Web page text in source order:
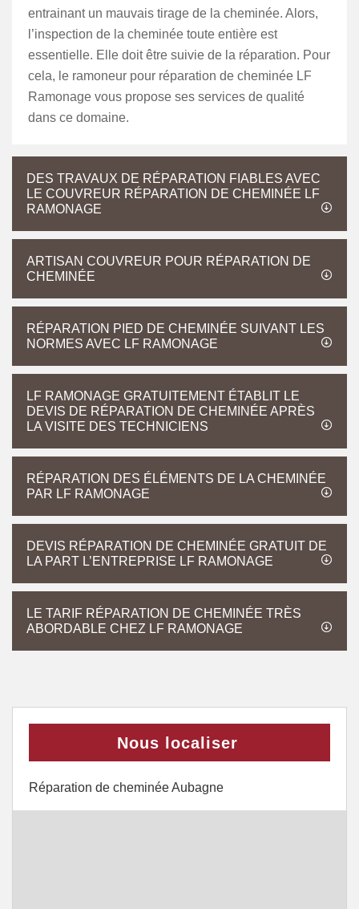
entrainant un mauvais tirage de la cheminée. Alors,
l’inspection de la cheminée toute entière est
essentielle. Elle doit être suivie de la réparation. Pour
cela, le ramoneur pour réparation de cheminée LF
Ramonage vous propose ses services de qualité
dans ce domaine.
DES TRAVAUX DE RÉPARATION FIABLES AVEC
LE COUVREUR RÉPARATION DE CHEMINÉE LF
RAMONAGE
ARTISAN COUVREUR POUR RÉPARATION DE
CHEMINÉE
RÉPARATION PIED DE CHEMINÉE SUIVANT LES
NORMES AVEC LF RAMONAGE
LF RAMONAGE GRATUITEMENT ÉTABLIT LE
DEVIS DE RÉPARATION DE CHEMINÉE APRÈS
LA VISITE DES TECHNICIENS
RÉPARATION DES ÉLÉMENTS DE LA CHEMINÉE
PAR LF RAMONAGE
DEVIS RÉPARATION DE CHEMINÉE GRATUIT DE
LA PART L’ENTREPRISE LF RAMONAGE
LE TARIF RÉPARATION DE CHEMINÉE TRÈS
ABORDABLE CHEZ LF RAMONAGE
Nous localiser
Réparation de cheminée Aubagne